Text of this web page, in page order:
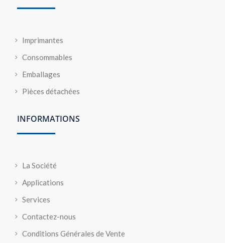
Imprimantes
Consommables
Emballages
Pièces détachées
INFORMATIONS
La Société
Applications
Services
Contactez-nous
Conditions Générales de Vente